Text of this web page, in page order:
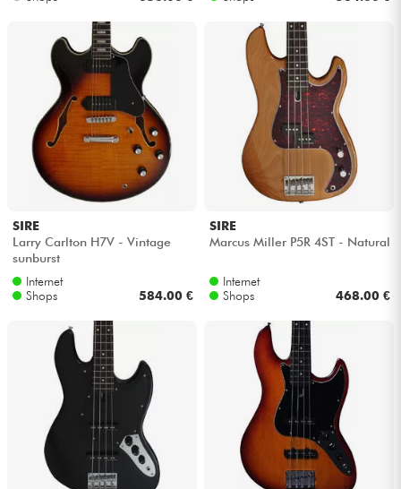
SIRE
Larry Carlton H7V - Vintage
sunburst
Internet
Shops
584.00 €
SIRE
Marcus Miller P5R 4ST - Natural
Internet
Shops
468.00 €